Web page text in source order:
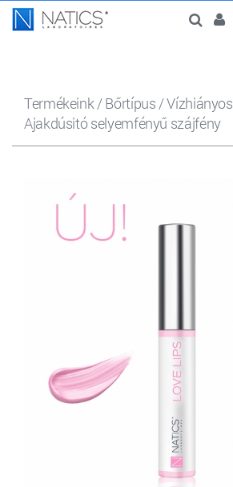
Termékeink/Bőrtípus /Vízhiányos
Ajakdúsitó selyemfényű szájfény